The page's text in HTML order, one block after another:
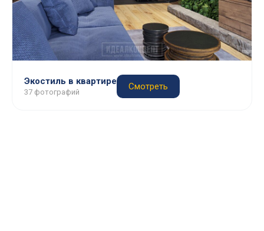
Экостиль в квартире
37 фотографий
Смотреть